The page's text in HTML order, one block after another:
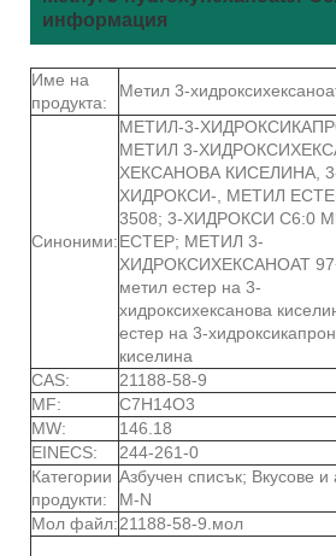
информация
Име на
продукта:
Метил 3-
Синоними:
МЕТИЛ-3-
МЕТИЛ 3-
ХЕКСАНОВА КИСЕЛИНА,
ХИДРОКСИ-, МЕТИЛ
3508; 3-ХИДРОКСИ C6:0
ЕСТЕР; МЕТИЛ 3-
ХИДРОКСИХЕКСАНОАТ
метил естер на 3-
хидроксихексанова
естер на 3-
киселина
CAS:
21188-58-9
MF:
C7H14O3
MW:
146.18
EINECS:
244-261-0
Категории
продукти:
Азбучен списък; Вкусове и
M-N
Мол файл:21188-58-9.мол